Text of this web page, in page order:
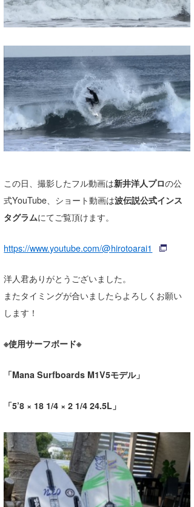
この日、撮影したフル動画は新井洋人プロの公
式YouTube、ショート動画は波伝説公式インス
タグラムにてご覧頂けます。
https://www.youtube.com/@hirotoarai1
洋人君ありがとうございました。
またタイミングが合いましたらよろしくお願い
します！
※使用サーフボード※
「Mana Surfboards M1V5モデル」
「5’8 × 18 1/4 × 2 1/4 24.5L」